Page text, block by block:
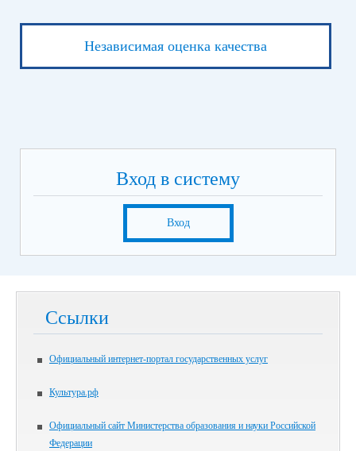
Независимая оценка качества
Вход в систему
Вход
Ссылки
Официальный интернет-портал государственных услуг
Культура.рф
Официальный сайт Министерства образования и науки Российской
Федерации